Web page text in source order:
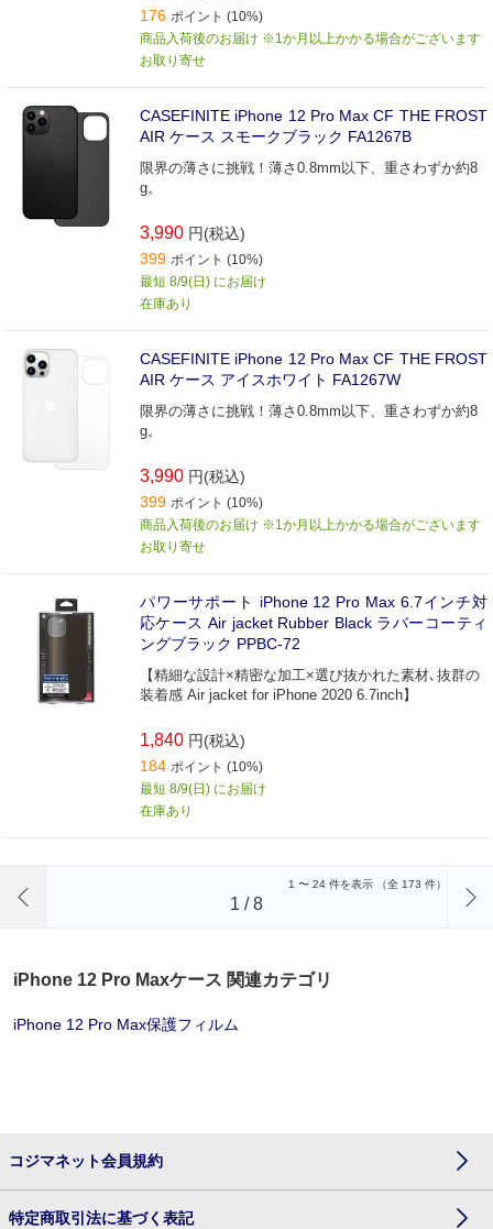
176 ポイント (10%)
商品入荷後のお届け ※1か月以上かかる場合がございます
お取り寄せ
CASEFINITE iPhone 12 Pro Max CF THE FROST
AIR ケース スモークブラック FA1267B
限界の薄さに挑戦！薄さ0.8mm以下、重さわずか約8
g。
3,990 円(税込)
399 ポイント (10%)
最短 8/9(日) にお届け
在庫あり
CASEFINITE iPhone 12 Pro Max CF THE FROST
AIR ケース アイスホワイト FA1267W
限界の薄さに挑戦！薄さ0.8mm以下、重さわずか約8
g。
3,990 円(税込)
399 ポイント (10%)
商品入荷後のお届け ※1か月以上かかる場合がございます
お取り寄せ
パワーサポート iPhone 12 Pro Max 6.7インチ対
応ケース Air jacket Rubber Black ラバーコーティ
ングブラック PPBC-72
【精細な設計×精密な加工×選び抜かれた素材､抜群の
装着感 Air jacket for iPhone 2020 6.7inch】
1,840 円(税込)
184 ポイント (10%)
最短 8/9(日) にお届け
在庫あり
1 〜 24 件を表示 （全 173 件）
1 /8
iPhone 12 Pro Maxケース 関連カテゴリ
iPhone 12 Pro Max保護フィルム
コジマネット会員規約
特定商取引法に基づく表記